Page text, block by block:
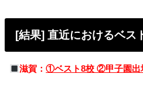
[結果] 直近におけるベス
滋賀：①ベスト8校 ②甲子園出